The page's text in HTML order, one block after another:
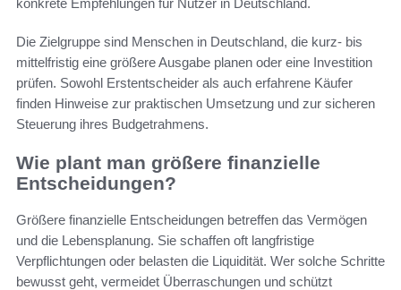
konkrete Empfehlungen für Nutzer in Deutschland.
Die Zielgruppe sind Menschen in Deutschland, die kurz- bis
mittelfristig eine größere Ausgabe planen oder eine Investition
prüfen. Sowohl Erstentscheider als auch erfahrene Käufer
finden Hinweise zur praktischen Umsetzung und zur sicheren
Steuerung ihres Budgetrahmens.
Wie plant man größere finanzielle
Entscheidungen?
Größere finanzielle Entscheidungen betreffen das Vermögen
und die Lebensplanung. Sie schaffen oft langfristige
Verpflichtungen oder belasten die Liquidität. Wer solche Schritte
bewusst geht, vermeidet Überraschungen und schützt